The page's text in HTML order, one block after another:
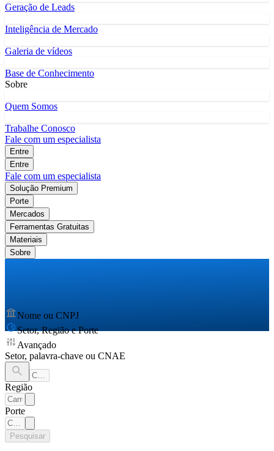
Geração de Leads
Inteligência de Mercado
Galeria de vídeos
Base de Conhecimento
Sobre
Quem Somos
Trabalhe Conosco
Fale com um especialista
Entre
Entre
Fale com um especialista
Solução Premium
Porte
Mercados
Ferramentas Gratuitas
Materiais
Sobre
Nome ou CNPJ
Setor, Região e Porte
Avançado
Setor, palavra-chave ou CNAE
Região
Porte
Pesquisar